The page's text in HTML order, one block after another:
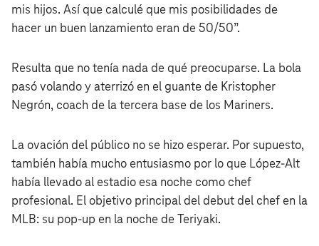
mis hijos. Así que calculé que mis posibilidades de
hacer un buen lanzamiento eran de 50/50”.
Resulta que no tenía nada de qué preocuparse. La bola
pasó volando y aterrizó en el guante de Kristopher
Negrón, coach de la tercera base de los Mariners.
La ovación del público no se hizo esperar. Por supuesto,
también había mucho entusiasmo por lo que López-Alt
había llevado al estadio esa noche como chef
profesional. El objetivo principal del debut del chef en la
MLB: su pop-up en la noche de Teriyaki.